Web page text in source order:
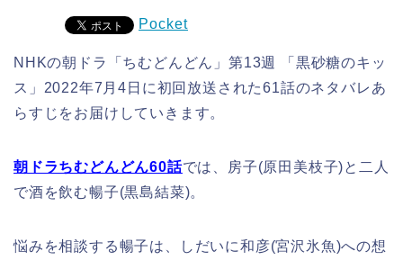
Pocket
NHKの朝ドラ「ちむどんどん」第13週 「黒砂糖のキッ
ス」2022年7月4日に初回放送された61話のネタバレあ
らすじをお届けしていきます。
朝ドラちむどんどん60話では、房子(原田美枝子)と二人
で酒を飲む暢子(黒島結菜)。
悩みを相談する暢子は、しだいに和彦(宮沢氷魚)への想